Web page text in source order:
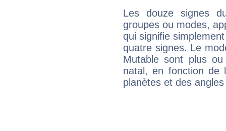
Les douze signes
groupes ou modes,
qui signifie
quatre signes. Le
Mutable sont plus
natal, en fonction de
planètes et des